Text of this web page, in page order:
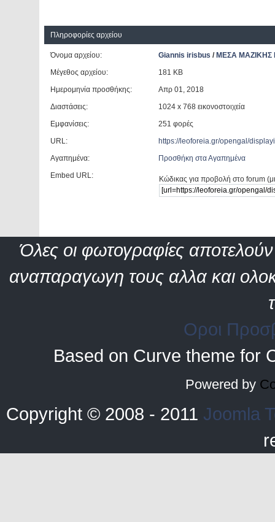
Πληροφορίες αρχείου
Όνομα αρχείου: Giannis irisbus / ΜΕΣΑ
Μέγεθος αρχείου:
181 KB
Ημερομηνία προσθήκης:
Aπρ 01, 2018
Διαστάσεις:
1024 x 768 εικονοστοιχεία
Εμφανίσεις:
251 φορές
URL:
https://leoforeia.gr/opengal/
Αγαπημένα:
Προσθήκη στα Αγαπημένα
Embed URL:
Κώδικας για προβολή στο forum
Όλες οι φωτογραφίες αποτελούν
αναπαραγωγη τους αλλα και
Οροι
Based on Curve theme for
Powered by
Copyright © 2008 - 2011 Joomla